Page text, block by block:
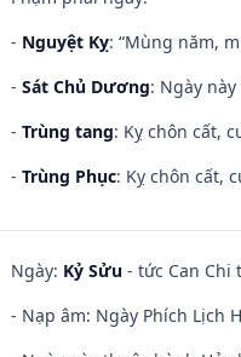
- Nguyệt Kỵ: “Mùng năm,
- Sát Chủ Dương: Ngày
- Trùng tang: Kỵ chôn cất,
- Trùng Phục: Kỵ chôn cất,
Ngày: Kỷ Sửu - tức Can Chi
- Nạp âm: Ngày Phích Lịch